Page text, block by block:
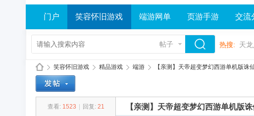
门户 笑容怀旧游戏 端游网单 页游手游 交流
帖子 热搜: 天
笑容怀旧游戏
›
精品游戏 端游
›
【亲测】天帝超变梦幻西游单机版诛
查看: 1523 回复: 21 【亲测】天帝超变梦幻西游单机版